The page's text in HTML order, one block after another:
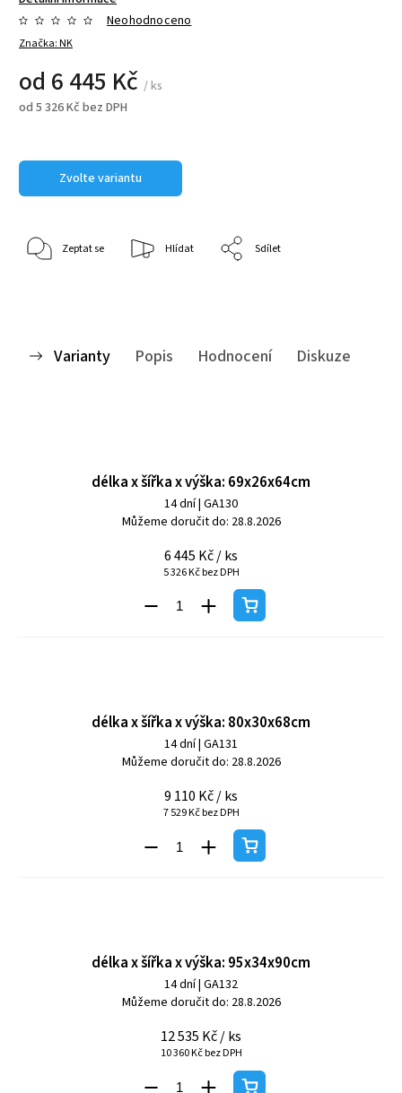
Značka:NK
Neohodnoceno
od 6 445 Kč / ks
od 5 326 Kč bez DPH
Zvolte variantu
Zeptat se Hlídat Sdílet
Varianty Popis Hodnocení Diskuze
délka x šířka x výška: 69x26x64cm
14 dní| GA130
Můžeme doručit do: 28.8.2026
6 445 Kč/ ks
5 326 Kč bez DPH
délka x šířka x výška: 80x30x68cm
14 dní| GA131
Můžeme doručit do: 28.8.2026
9 110 Kč/ ks
7 529 Kč bez DPH
délka x šířka x výška: 95x34x90cm
14 dní| GA132
Můžeme doručit do: 28.8.2026
12 535 Kč/ ks
10 360 Kč bez DPH